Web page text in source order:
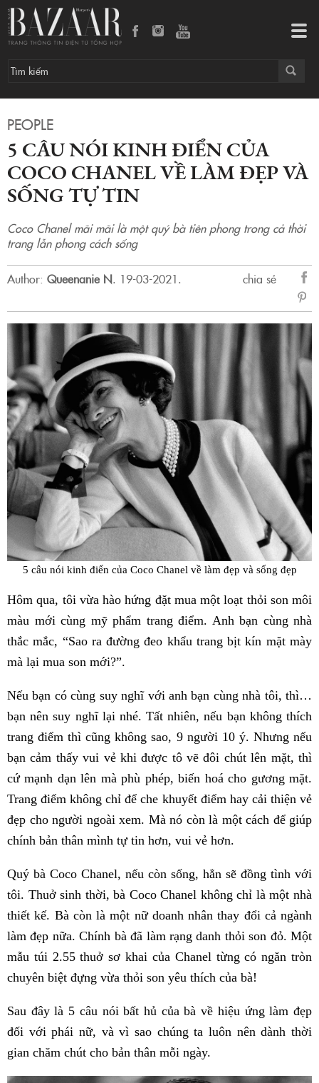
PEOPLE
5 CÂU NÓI KINH ĐIỂN CỦA
COCO CHANEL VỀ LÀM ĐẸP VÀ
SỐNG TỰ TIN
Coco Chanel mãi mãi là một quý bà tiên phong trong cả thời
trang lẫn phong cách sống
Author: Queenanie N. 19-03-2021.
chia sẻ
sẻ
5 câu nói kinh điển của Coco Chanel về làm đẹp và sống đẹp
Hôm qua, tôi vừa hào hứng đặt mua một loạt thỏi son môi
màu mới cùng mỹ phẩm trang điểm. Anh bạn cùng nhà
thắc mắc, “Sao ra đường đeo khẩu trang bịt kín mặt mày
mà lại mua son mới?”.
Nếu bạn có cùng suy nghĩ với anh bạn cùng nhà tôi, thì…
bạn nên suy nghĩ lại nhé. Tất nhiên, nếu bạn không thích
trang điểm thì cũng không sao, 9 người 10 ý. Nhưng nếu
bạn cảm thấy vui vẻ khi được tô vẽ đôi chút lên mặt, thì
cứ mạnh dạn lên mà phù phép, biến hoá cho gương mặt.
Trang điểm không chỉ để che khuyết điểm hay cải thiện vẻ
đẹp cho người ngoài xem. Mà nó còn là một cách để giúp
chính bản thân mình tự tin hơn, vui vẻ hơn.
Quý bà Coco Chanel, nếu còn sống, hẳn sẽ đồng tình với
tôi. Thuở sinh thời, bà Coco Chanel không chỉ là một nhà
thiết kế. Bà còn là một nữ doanh nhân thay đổi cả ngành
làm đẹp nữa. Chính bà đã làm rạng danh thỏi son đỏ. Một
mẫu túi 2.55 thuở sơ khai của Chanel từng có ngăn tròn
chuyên biệt đựng vừa thỏi son yêu thích của bà!
Sau đây là 5 câu nói bất hủ của bà về hiệu ứng làm đẹp
đối với phái nữ, và vì sao chúng ta luôn nên dành thời
gian chăm chút cho bản thân mỗi ngày.